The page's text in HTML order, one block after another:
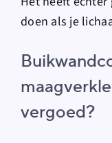
doen als je
vergoed?